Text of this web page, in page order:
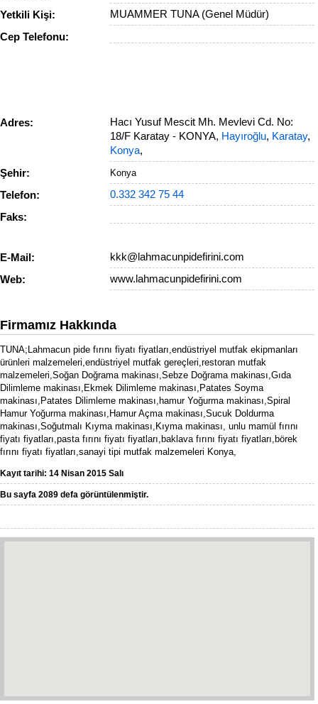
Yetkili Kişi:
MUAMMER TUNA (Genel Müdür)
Cep Telefonu:
Adres:
Hacı Yusuf Mescit Mh. Mevlevi Cd. No:
18/F Karatay - KONYA, Hayıroğlu, Karatay,
Konya,
Şehir:
Konya
Telefon:
0.332 342 75 44
Faks:
E-Mail:
kkk@lahmacunpidefirini.com
Web:
www.lahmacunpidefirini.com
Firmamız Hakkında
TUNA;Lahmacun pide fırını fiyatı fiyatları,endüstriyel mutfak ekipmanları
ürünleri malzemeleri,endüstriyel mutfak gereçleri,restoran mutfak
malzemeleri,Soğan Doğrama makinası,Sebze Doğrama makinası,Gıda
Dilimleme makinası,Ekmek Dilimleme makinası,Patates Soyma
makinası,Patates Dilimleme makinası,hamur Yoğurma makinası,Spiral
Hamur Yoğurma makinası,Hamur Açma makinası,Sucuk Doldurma
makinası,Soğutmalı Kıyma makinası,Kıyma makinası, unlu mamül fırını
fiyatı fiyatları,pasta fırını fiyatı fiyatları,baklava fırını fiyatı fiyatları,börek
fırını fiyatı fiyatları,sanayi tipi mutfak malzemeleri Konya,
Kayıt tarihi: 14 Nisan 2015 Salı
Bu sayfa 2089 defa görüntülenmiştir.